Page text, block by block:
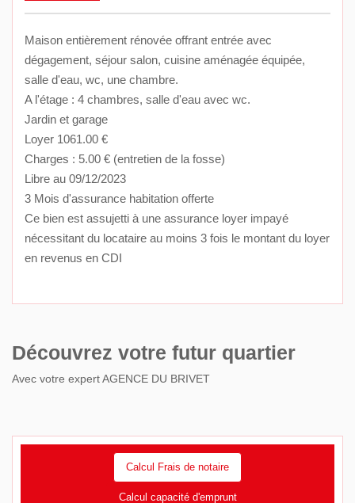
Maison entièrement rénovée offrant entrée avec
dégagement, séjour salon, cuisine aménagée équipée,
salle d'eau, wc, une chambre.
A l'étage : 4 chambres, salle d'eau avec wc.
Jardin et garage
Loyer 1061.00 €
Charges : 5.00 € (entretien de la fosse)
Libre au 09/12/2023
3 Mois d'assurance habitation offerte
Ce bien est assujetti à une assurance loyer impayé
nécessitant du locataire au moins 3 fois le montant du loyer
en revenus en CDI
Découvrez votre futur quartier
Avec votre expert AGENCE DU BRIVET
Calcul Frais de notaire
Calcul capacité d'emprunt